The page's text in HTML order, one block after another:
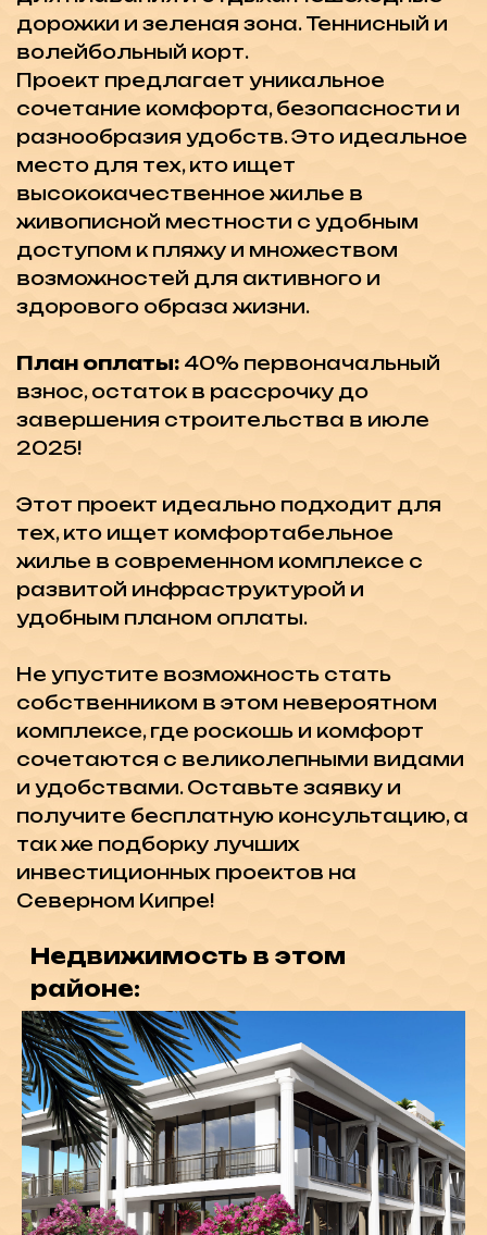
и удобствами. Оставьте заявку и
получите бесплатную консультацию, а
так же подборку лучших
инвестиционных проектов на
Северном Кипре!
Недвижимость в этом
районе: